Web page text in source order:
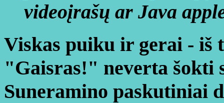
videoįrašų ar Java
Viskas puiku ir gerai - iš
"Gaisras!" neverta šokti
Suneramino paskutiniai